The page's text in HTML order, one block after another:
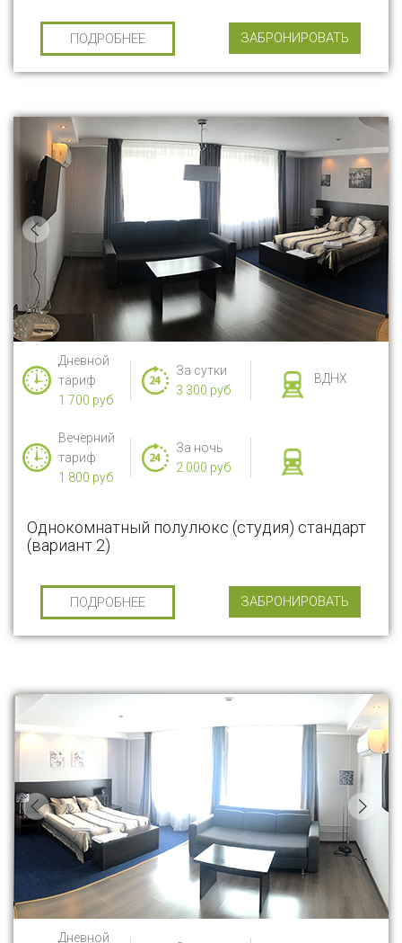
ПОДРОБНЕЕ ЗАБРОНИРОВАТЬ
Дневной
тариф
1 700 руб
За сутки
3 300 руб
ВДНХ
Вечерний
тариф
1 800 руб
За ночь
2 000 руб
Однокомнатный полулюкс (студия) стандарт
(вариант 2)
ПОДРОБНЕЕ ЗАБРОНИРОВАТЬ
Дневной